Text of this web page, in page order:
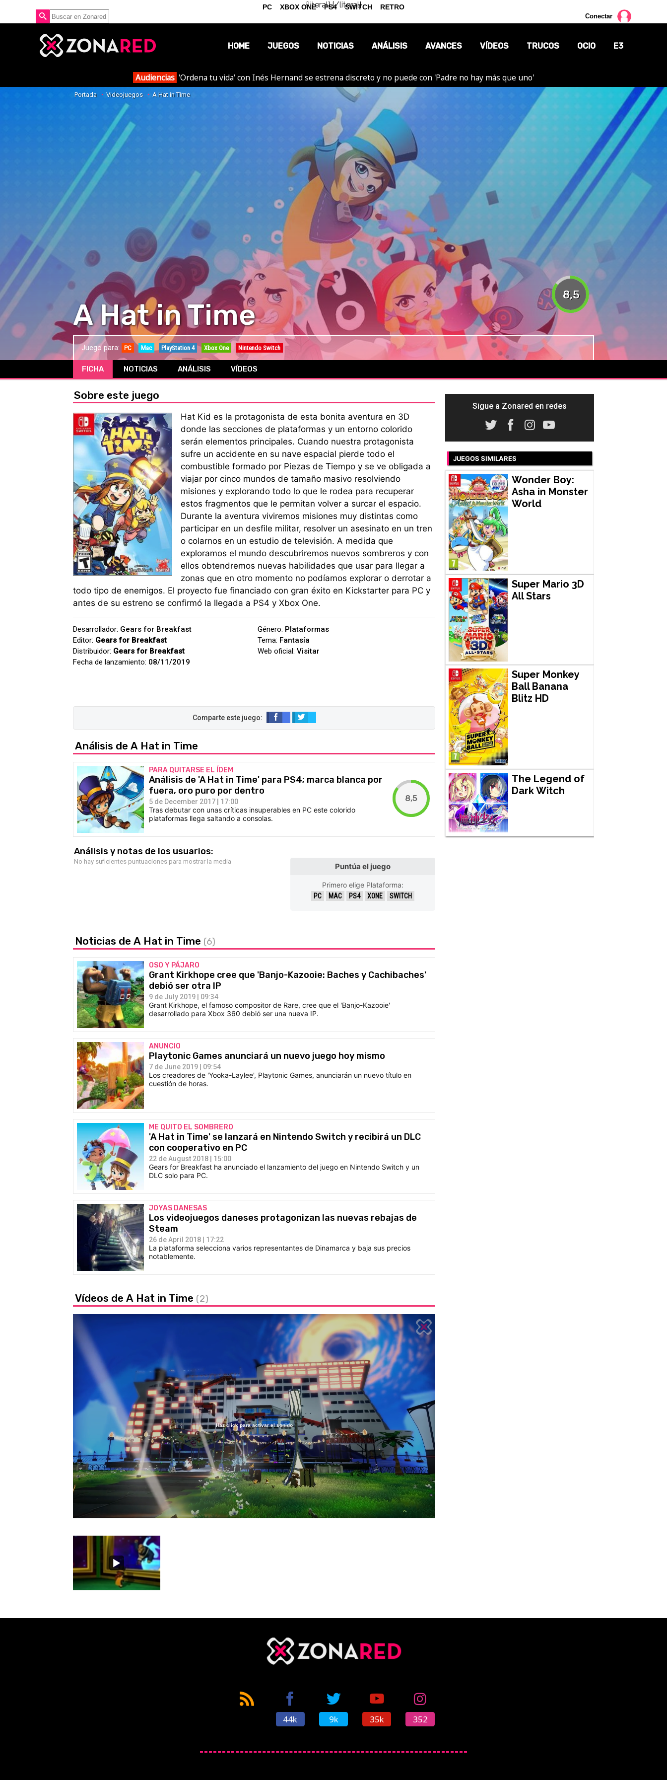
{literal}{/literal}
Conectar
HOME JUEGOS NOTICIAS
OPINIÓN
REPORTAJES
ANÁLISIS AVANCES VÍDEOS TRUCOS OCIO
MANGA
E3
Audiencias 'Ordena tu vida' con Inés Hernand se estrena discreto y no puede con 'Padre no hay más que uno'
Portada Videojuegos A Hat in Time
8,5
A Hat in Time
Juego para: PC Mac PlayStation 4 Xbox One Nintendo Switch
FICHA NOTICIAS ANÁLISIS VÍDEOS
Sobre este juego
Hat Kid es la protagonista de esta bonita aventura en 3D
donde las secciones de plataformas y un entorno colorido
serán elementos principales. Cuando nuestra protagonista
sufre un accidente en su nave espacial pierde todo el
combustible formado por Piezas de Tiempo y se ve obligada a
viajar por cinco mundos de tamaño masivo resolviendo
misiones y explorando todo lo que le rodea para recuperar
estos fragmentos que le permitan volver a surcar el espacio.
Durante la aventura viviremos misiones muy distintas como
participar en un desfile militar, resolver un asesinato en un tren
o colarnos en un estudio de televisión. A medida que
exploramos el mundo descubriremos nuevos sombreros y con
ellos obtendremos nuevas habilidades que usar para llegar a
zonas que en otro momento no podíamos explorar o derrotar a
todo tipo de enemigos. El proyecto fue financiado con gran éxito en Kickstarter para PC y
antes de su estreno se confirmó la llegada a PS4 y Xbox One.
Desarrollador: Gears for Breakfast
Editor: Gears for Breakfast
Distribuidor: Gears for Breakfast
Fecha de lanzamiento: 08/11/2019
Género: Plataformas
Tema: Fantasía
Web oficial:Visitar
Análisis de A Hat in Time
PARA QUITARSE EL ÍDEM
Análisis de 'A Hat in Time' para PS4; marca blanca por
fuera, oro puro por dentro
5 de December 2017 | 17:00
Tras debutar con unas críticas insuperables en PC este colorido
plataformas llega saltando a consolas.
8,5
Análisis y notas de los usuarios:
No hay suficientes puntuaciones para mostrar la media
Puntúa el juego
Primero elige Plataforma:
PC MAC PS4 XONE SWITCH
Noticias de A Hat in Time (6)
OSO Y PÁJARO
Grant Kirkhope cree que 'Banjo-Kazooie: Baches y Cachibaches'
debió ser otra IP
9 de July 2019 | 09:34
Grant Kirkhope, el famoso compositor de Rare, cree que el 'Banjo-Kazooie'
desarrollado para Xbox 360 debió ser una nueva IP.
ANUNCIO
Playtonic Games anunciará un nuevo juego hoy mismo
7 de June 2019 | 09:54
Los creadores de 'Yooka-Laylee', Playtonic Games, anunciarán un nuevo título en
cuestión de horas.
ME QUITO EL SOMBRERO
'A Hat in Time' se lanzará en Nintendo Switch y recibirá un DLC
con cooperativo en PC
22 de August 2018 | 15:00
Gears for Breakfast ha anunciado el lanzamiento del juego en Nintendo Switch y un
DLC solo para PC.
JOYAS DANESAS
Los videojuegos daneses protagonizan las nuevas rebajas de
Steam
26 de April 2018 | 17:22
La plataforma selecciona varios representantes de Dinamarca y baja sus precios
notablemente.
Vídeos de A Hat in Time (2)
Unmute
Loaded:
12.48%
Haz click para activar el sonido
Sigue a Zonared en redes
JUEGOS SIMILARES
Wonder Boy:
Asha in Monster
World
Super Mario 3D
All Stars
Super Monkey
Ball Banana
Blitz HD
The Legend of
Dark Witch
PC XBOX ONE PS4 SWITCH RETRO
44k 9k 35k 352